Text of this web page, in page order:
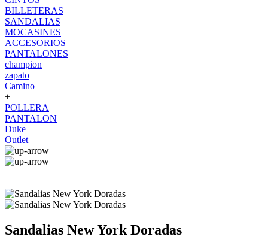
BILLETERAS
SANDALIAS
MOCASINES
ACCESORIOS
PANTALONES
champion
zapato
Camino
+
POLLERA
PANTALON
Duke
Outlet
Sandalias New York Doradas